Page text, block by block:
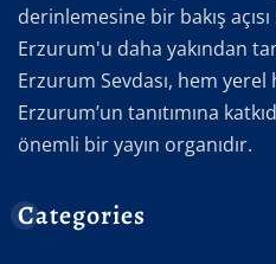
derinlemesine bir bakış
Erzurum'u daha yakından
Erzurum Sevdası, hem
Erzurum’un tanıtımına
önemli bir yayın organıdır.
Categories